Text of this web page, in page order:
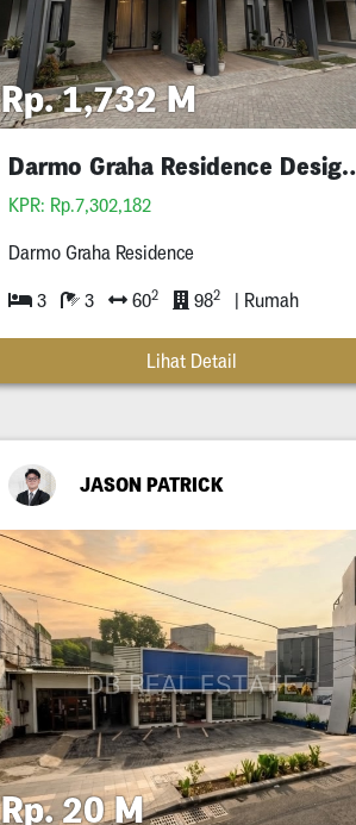
Rp. 1,732 M
Darmo Graha
KPR: Rp.7,302,182
Darmo Graha Residence
3 3 602 982 | Rumah
Lihat Detail
JASON PATRICK
Rp. 20 M